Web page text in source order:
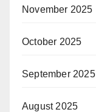
November 2025
October 2025
September 2025
August 2025